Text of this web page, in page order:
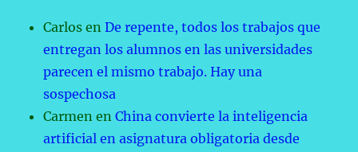
Carlos enDe repente, todos los trabajos que
entregan los alumnos en las universidades
parecen el mismo trabajo. Hay una
sospechosa
Carmen enChina convierte la inteligencia
artificial en asignatura obligatoria desde